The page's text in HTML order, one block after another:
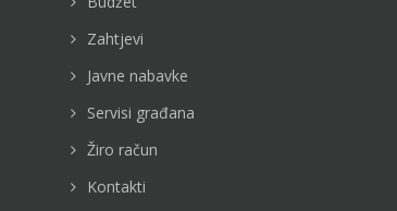
Zahtjevi
Javne nabavke
Servisi građana
Žiro račun
Kontakti